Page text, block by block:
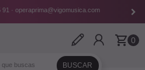
91 · operaprima@vigomusica.com
0